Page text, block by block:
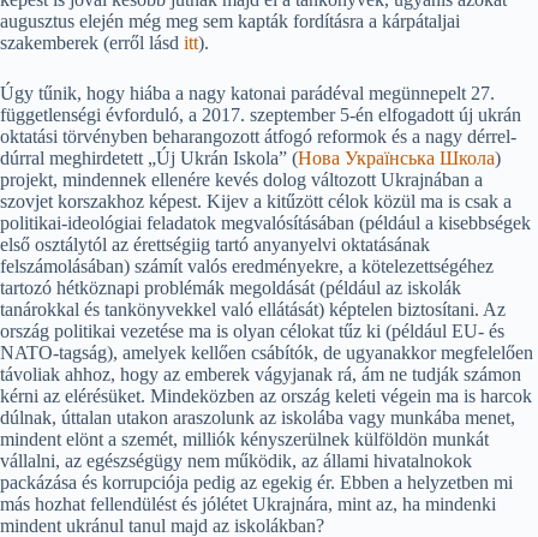
augusztus elején még meg sem kapták fordításra a kárpátaljai
szakemberek (erről lásd itt).
Úgy tűnik, hogy hiába a nagy katonai parádéval megünnepelt 27.
függetlenségi évforduló, a 2017. szeptember 5-én elfogadott új ukrán
oktatási törvényben beharangozott átfogó reformok és a nagy dérrel-
dúrral meghirdetett „Új Ukrán Iskola” (Нова Українська Школа)
projekt, mindennek ellenére kevés dolog változott Ukrajnában a
szovjet korszakhoz képest. Kijev a kitűzött célok közül ma is csak a
politikai-ideológiai feladatok megvalósításában (például a kisebbségek
első osztálytól az érettségiig tartó anyanyelvi oktatásának
felszámolásában) számít valós eredményekre, a kötelezettségéhez
tartozó hétköznapi problémák megoldását (például az iskolák
tanárokkal és tankönyvekkel való ellátását) képtelen biztosítani. Az
ország politikai vezetése ma is olyan célokat tűz ki (például EU- és
NATO-tagság), amelyek kellően csábítók, de ugyanakkor megfelelően
távoliak ahhoz, hogy az emberek vágyjanak rá, ám ne tudják számon
kérni az elérésüket. Mindeközben az ország keleti végein ma is harcok
dúlnak, úttalan utakon araszolunk az iskolába vagy munkába menet,
mindent elönt a szemét, milliók kényszerülnek külföldön munkát
vállalni, az egészségügy nem működik, az állami hivatalnokok
packázása és korrupciója pedig az egekig ér. Ebben a helyzetben mi
más hozhat fellendülést és jólétet Ukrajnára, mint az, ha mindenki
mindent ukránul tanul majd az iskolákban?